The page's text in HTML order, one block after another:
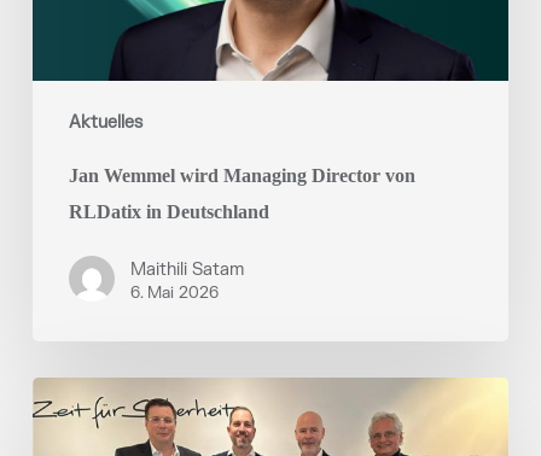
Aktuelles
Jan Wemmel wird Managing Director von
RLDatix in Deutschland
Maithili Satam
6. Mai 2026
RLDatix
erhält